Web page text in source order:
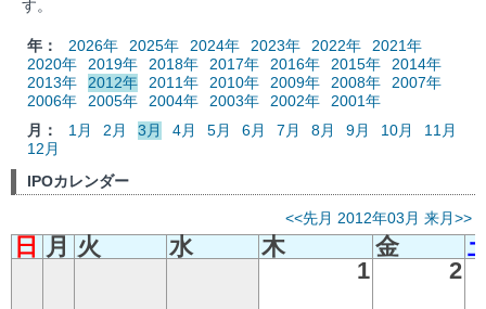
す。
年： 2026年 2025年 2024年 2023年 2022年
2021年
2020年
2019年 2018年 2017年 2016年 2015年
2014年
2013年
2012年 2011年 2010年 2009年 2008年
2007年
2006年
2005年 2004年 2003年 2002年
2001年
月：
1月 2月 3月 4月 5月 6月 7月 8月 9月 10月
11月
12月
IPOカレンダー
<<先月 2012年03月 来月>>
日 月 火 水 木 金
1
2